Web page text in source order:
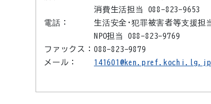
電話：
消費生活担当 088-823-9653
生活安全･犯罪被害者等支援担
NPO担当 088-823-9769
ファックス： 088-823-9879
メール：
141601@ken.pref.kochi.lg.jp